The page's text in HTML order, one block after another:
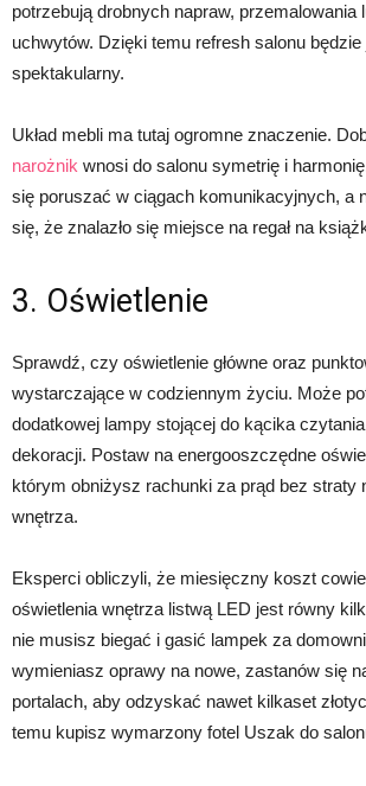
potrzebują drobnych napraw, przemalowania
uchwytów. Dzięki temu refresh salonu
spektakularny.
Układ mebli ma tutaj ogromne znaczenie.
narożnik wnosi do salonu symetrię i
się poruszać w ciągach komunikacyjnych, a
się, że znalazło się miejsce na regał na
3. Oświetlenie
Sprawdź, czy oświetlenie główne oraz
wystarczające w codziennym życiu. Może
dodatkowej lampy stojącej do kącika
dekoracji. Postaw na energooszczędne
którym obniżysz rachunki za prąd bez straty
wnętrza.
Eksperci obliczyli, że miesięczny koszt
oświetlenia wnętrza listwą LED jest równy
nie musisz biegać i gasić lampek za
wymieniasz oprawy na nowe, zastanów się
portalach, aby odzyskać nawet kilkaset
temu kupisz wymarzony fotel Uszak do